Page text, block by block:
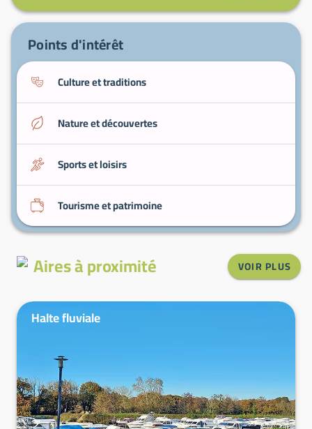
Commune nouvelle (1er janvier 2016):
récente.
Points d'intérêt
Culture et traditions
Nature et découvertes
Sports et loisirs
Tourisme et patrimoine
Aires à proximité VOIR PLUS
Halte fluviale